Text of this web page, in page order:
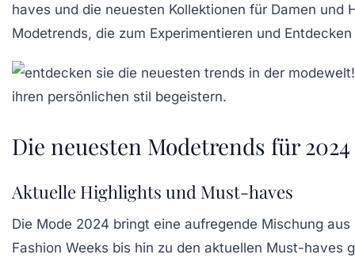
haves und die neuesten Kollektionen für Damen und
Modetrends, die zum Experimentieren und
Die neuesten Modetrends für 2024
Aktuelle Highlights und Must-haves
Die Mode 2024 bringt eine aufregende Mischung aus
Fashion Weeks bis hin zu den aktuellen Must-haves